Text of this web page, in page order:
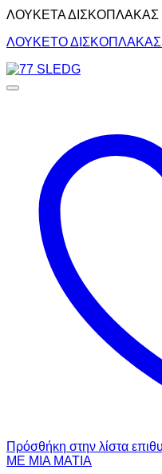
ΛΟΥΚΕΤΑ
ΛΟΥΚΕΤΟ ΔΙΣΚΟΠΛΑΚΑΣ
Πρόσθήκη στην λίστα
ΜΕ ΜΙΑ ΜΑΤΙΑ